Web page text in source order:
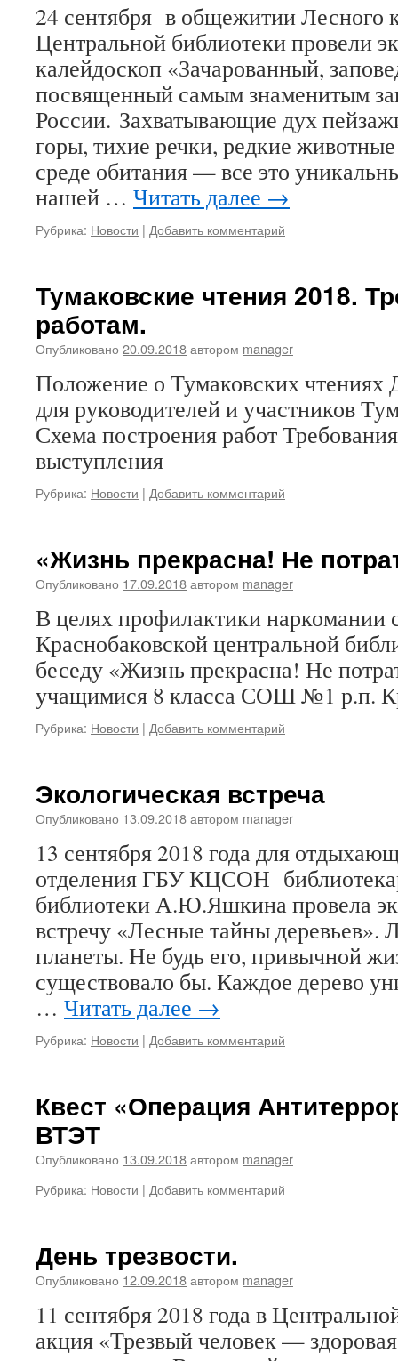
24 сентября в общежитии Лесного
Центральной библиотеки провели
калейдоскоп «Зачарованный,
посвященный самым знаменитым
России. Захватывающие дух
горы, тихие речки, редкие
среде обитания — все это
нашей … Читать далее →
Рубрика: Новости | Добавить комментарий
Тумаковские чтения 2018.
работам.
Опубликовано 20.09.2018автором manager
Положение о Тумаковских чтениях
для руководителей и участников
Схема построения работ
выступления
Рубрика: Новости | Добавить комментарий
«Жизнь прекрасна! Не
Опубликовано 17.09.2018автором manager
В целях профилактики наркомании
Краснобаковской центральной
беседу «Жизнь прекрасна! Не
учащимися 8 класса СОШ №1 р.п.
Рубрика: Новости | Добавить комментарий
Экологическая встреча
Опубликовано 13.09.2018автором manager
13 сентября 2018 года для
отделения ГБУ КЦСОН
библиотеки А.Ю.Яшкина провела
встречу «Лесные тайны деревьев».
планеты. Не будь его, привычной
существовало бы. Каждое дерево
… Читать далее →
Рубрика: Новости | Добавить комментарий
Квест «Операция
ВТЭТ
Опубликовано 13.09.2018автором manager
Рубрика: Новости | Добавить комментарий
День трезвости.
Опубликовано 12.09.2018автором manager
11 сентября 2018 года в
акция «Трезвый человек —